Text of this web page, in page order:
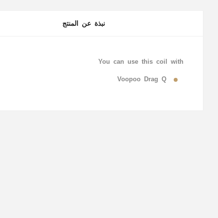
نبذة عن المنتج
You can use this coil with
Voopoo Drag Q